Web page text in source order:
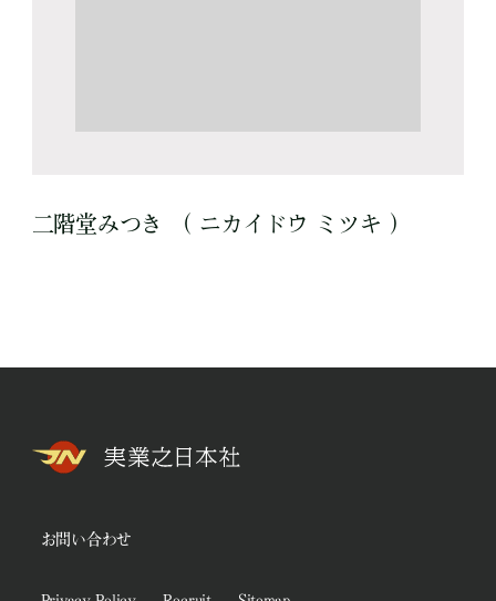
二階堂みつき （ ニカイドウ ミツキ ）
お問い合わせ